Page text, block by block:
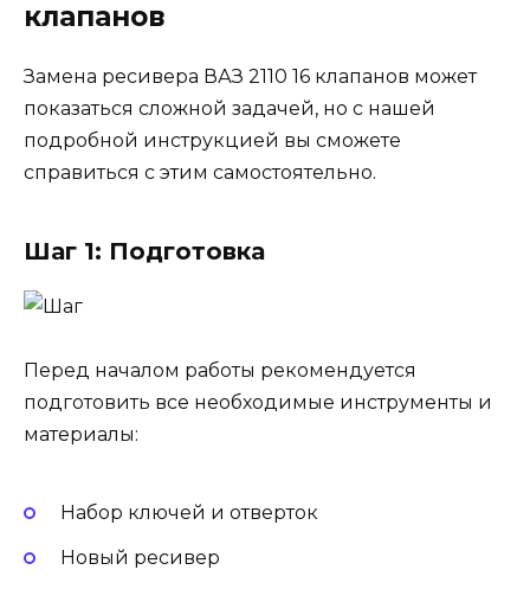
клапанов
Замена ресивера ВАЗ 2110 16 клапанов может
показаться сложной задачей, но с нашей
подробной инструкцией вы сможете
справиться с этим самостоятельно.
Шаг 1: Подготовка
Перед началом работы рекомендуется
подготовить все необходимые инструменты и
материалы:
Набор ключей и отверток
Новый ресивер